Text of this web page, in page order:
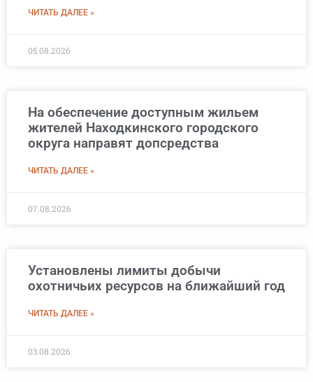
ЧИТАТЬ ДАЛЕЕ »
05.08.2026
На обеспечение доступным жильем
жителей Находкинского городского
округа направят допсредства
ЧИТАТЬ ДАЛЕЕ »
07.08.2026
Установлены лимиты добычи
охотничьих ресурсов на ближайший год
ЧИТАТЬ ДАЛЕЕ »
03.08.2026